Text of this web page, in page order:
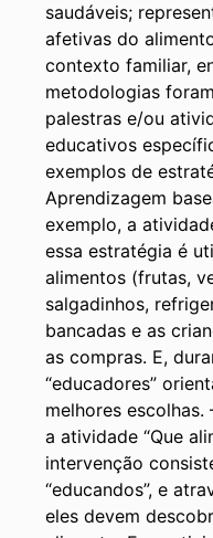
saudáveis;
afetivas do
contexto familiar,
metodologias
palestras e/ou
educativos
exemplos de
Aprendizagem
exemplo, a
essa estratégia é
alimentos (frutas,
salgadinhos,
bancadas e as
as compras. E,
“educadores”
melhores
a atividade “Que
intervenção
“educandos”, e
eles devem